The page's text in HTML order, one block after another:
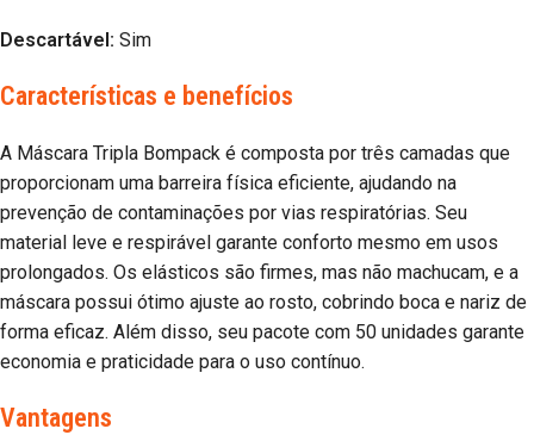
Descartável: Sim
Características e benefícios
A Máscara Tripla Bompack é composta por três camadas que
proporcionam uma barreira física eficiente, ajudando na
prevenção de contaminações por vias respiratórias. Seu
material leve e respirável garante conforto mesmo em usos
prolongados. Os elásticos são firmes, mas não machucam, e a
máscara possui ótimo ajuste ao rosto, cobrindo boca e nariz de
forma eficaz. Além disso, seu pacote com 50 unidades garante
economia e praticidade para o uso contínuo.
Vantagens